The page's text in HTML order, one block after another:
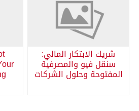
شريك الابتكار المالي:
سنقل فيو والمصرفية
المفتوحة وحلول الشركات